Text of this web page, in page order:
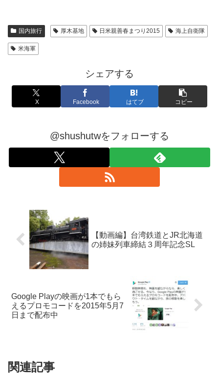
国内旅行 厚木基地 日米親善春まつり2015 海上自衛隊
米海軍
シェアする
X Facebook はてブ コピー
@shushutwをフォローする
【動画編】台湾鉄道とJR北海道
の姉妹列車締結３周年記念SL
Google Playの映画が1本でもら
えるプロモコードを2015年5月7
日まで配布中
関連記事